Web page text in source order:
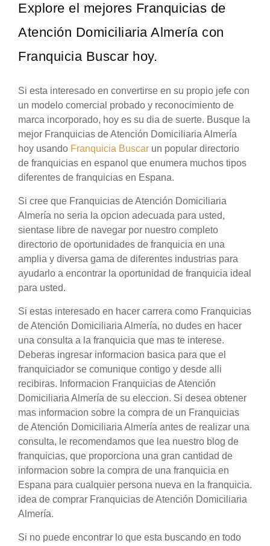
Explore el mejores Franquicias de
Atención Domiciliaria Almería con
Franquicia Buscar hoy.
Si esta interesado en convertirse en su propio jefe con
un modelo comercial probado y reconocimiento de
marca incorporado, hoy es su dia de suerte. Busque la
mejor Franquicias de Atención Domiciliaria Almería
hoy usando Franquicia Buscar un popular directorio
de franquicias en espanol que enumera muchos tipos
diferentes de franquicias en Espana.
Si cree que Franquicias de Atención Domiciliaria
Almería no seria la opcion adecuada para usted,
sientase libre de navegar por nuestro completo
directorio de oportunidades de franquicia en una
amplia y diversa gama de diferentes industrias para
ayudarlo a encontrar la oportunidad de franquicia ideal
para usted.
Si estas interesado en hacer carrera como Franquicias
de Atención Domiciliaria Almería, no dudes en hacer
una consulta a la franquicia que mas te interese.
Deberas ingresar informacion basica para que el
franquiciador se comunique contigo y desde alli
recibiras. Informacion Franquicias de Atención
Domiciliaria Almería de su eleccion. Si desea obtener
mas informacion sobre la compra de un Franquicias
de Atención Domiciliaria Almería antes de realizar una
consulta, le recomendamos que lea nuestro blog de
franquicias, que proporciona una gran cantidad de
informacion sobre la compra de una franquicia en
Espana para cualquier persona nueva en la franquicia.
idea de comprar Franquicias de Atención Domiciliaria
Almería.
Si no puede encontrar lo que esta buscando en todo